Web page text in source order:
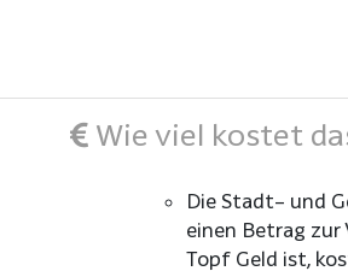
Wie viel kostet
Die Stadt– und
einen Betrag zur
Topf Geld ist,